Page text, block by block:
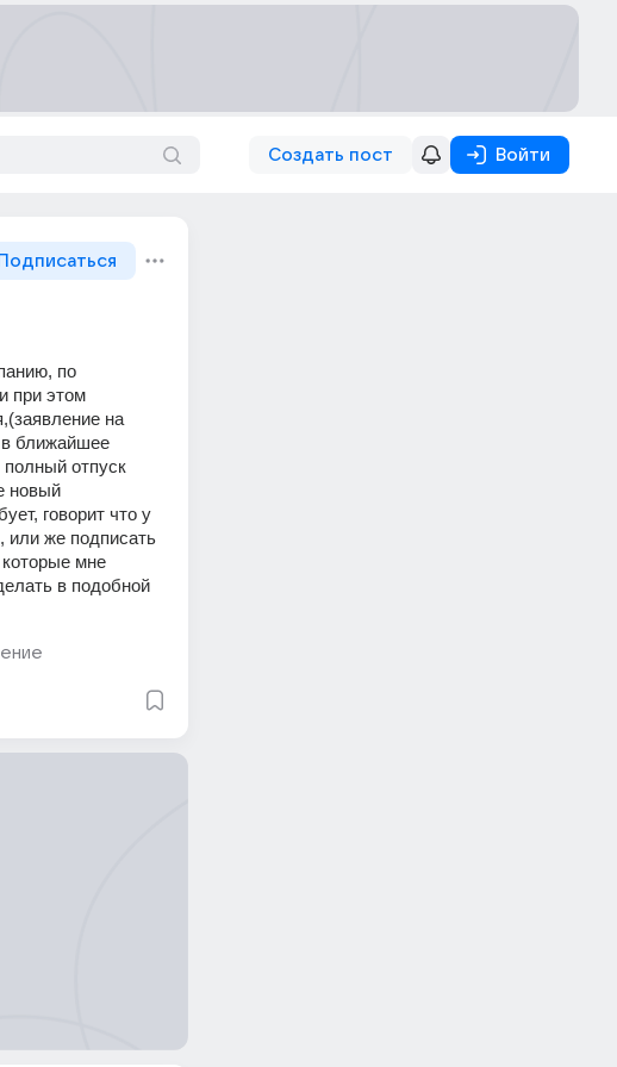
Создать пост Войти
Подписаться
по
при этом
на
в ближайшее
отпуск
новый
говорит что у
или же подписать
мне
в подобной